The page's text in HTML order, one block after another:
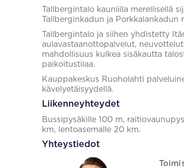
Tallbergintalo kauniilla merellisellä
Tallberginkadun ja Porkkalankadun
Tallbergintalo ja siihen yhdistetty
aulavastaanottopalvelut,
mahdollisuus kulkea sisäkautta
paikoitustilaa.
Kauppakeskus Ruoholahti
kävelyetäisyydellä.
Liikenneyhteydet
Bussipysäkille 100 m,
km, lentoasemalle 20 km.
Yhteystiedot